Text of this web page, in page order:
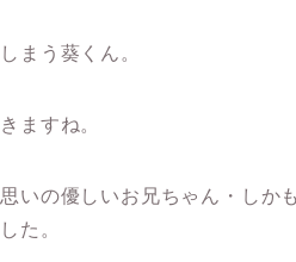
まう葵くん。
ますね。
いの優しいお兄ちゃん・しか
た。